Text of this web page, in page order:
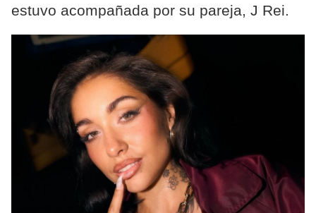
estuvo acompañada por su pareja, J Rei.